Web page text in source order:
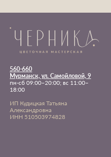
560-660
Мурманск, ул. Самойловой, 9
пн-сб 09:00–20:00; вс 11:00–
18:00
ИП Кудицкая Татьяна
Александровна
ИНН 510503974828